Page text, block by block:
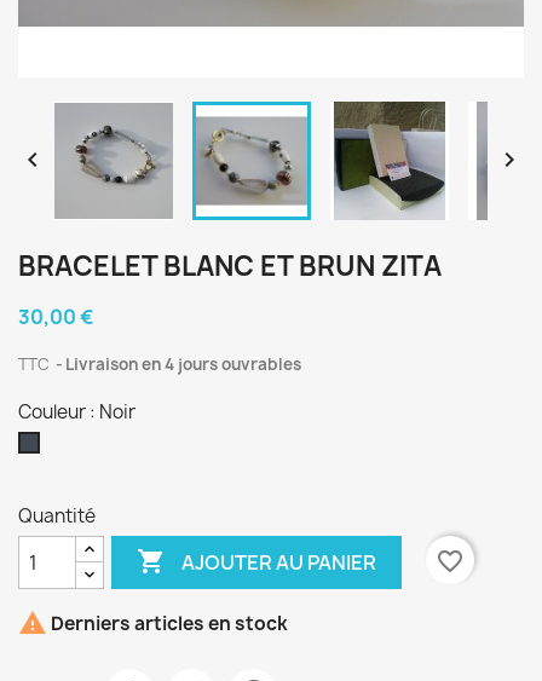
 
BRACELET BLANC ET BRUN ZITA
30,00 €
TTC Livraison en 4 jours ouvrables
Couleur : Noir
Quantité
 AJOUTER AU PANIER favorite_border
 Derniers articles en stock